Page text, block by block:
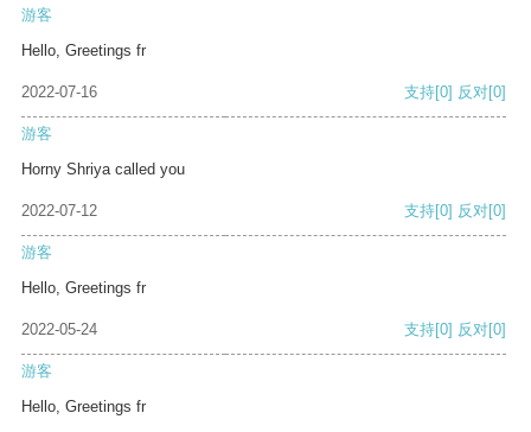
游客
Hello, Greetings fr
2022-07-16 支持[0] 反对[0]
游客
Horny Shriya called you
2022-07-12 支持[0] 反对[0]
游客
Hello, Greetings fr
2022-05-24 支持[0] 反对[0]
游客
Hello, Greetings fr